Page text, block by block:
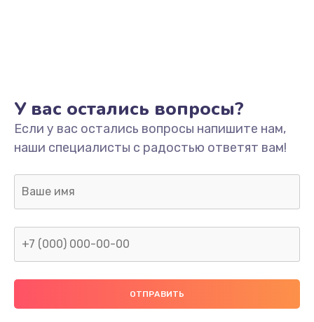
Замена аккумулятора
620 руб.
Заказать
Замена клавиатуры
990 руб.
У вас остались вопросы?
Если у вас остались вопросы напишите нам,
наши специалисты с радостью ответят вам!